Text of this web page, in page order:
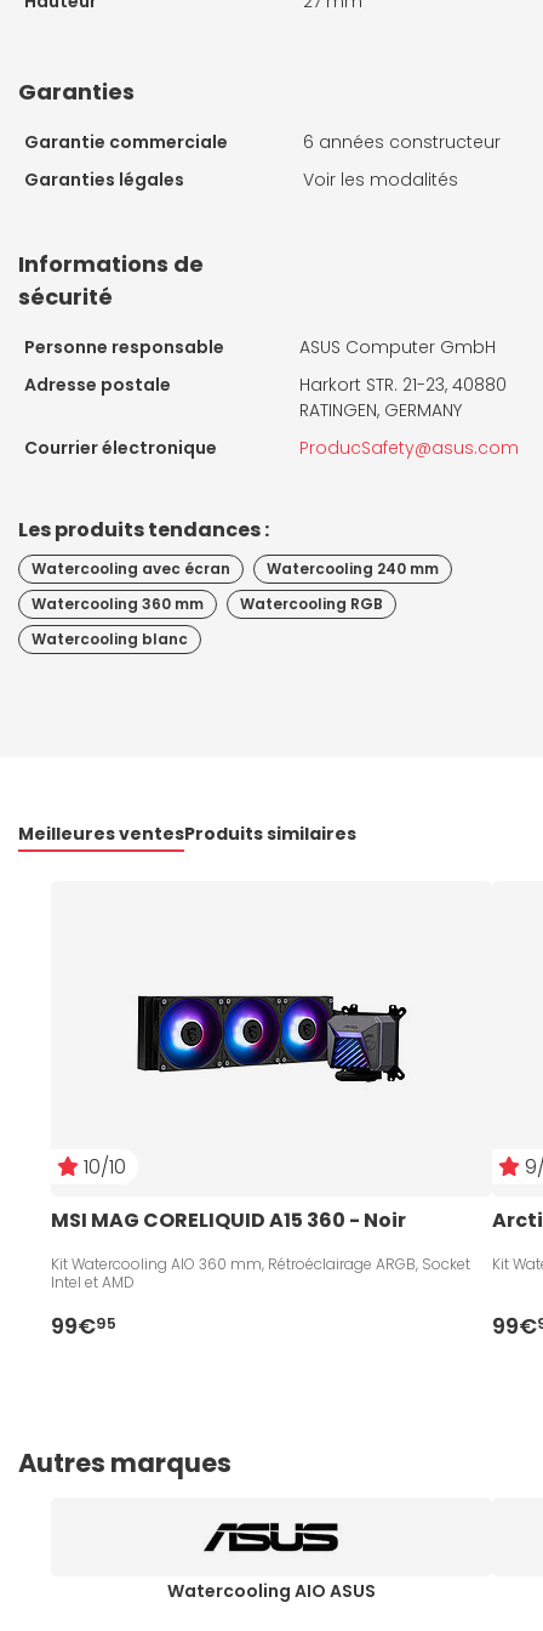
Garanties
Garantie commerciale
6 années constructeur
Garanties légales
Voir les modalités
Informations de
sécurité
Personne responsable
ASUS Computer GmbH
Adresse postale
Harkort STR. 21-23, 40880
RATINGEN, GERMANY
Courrier électronique
ProducSafety@asus.com
Les produits tendances :
Watercooling avec écran
Watercooling 240 mm
Watercooling 360 mm
Watercooling RGB
Watercooling blanc
Meilleures ventesProduits similaires
10/10
MSI MAG CORELIQUID A15 360 - Noir
Kit Watercooling AIO 360 mm, Rétroéclairage ARGB, Socket
Intel et AMD
99€95
Kit
99€
Autres marques
Watercooling AIO ASUS